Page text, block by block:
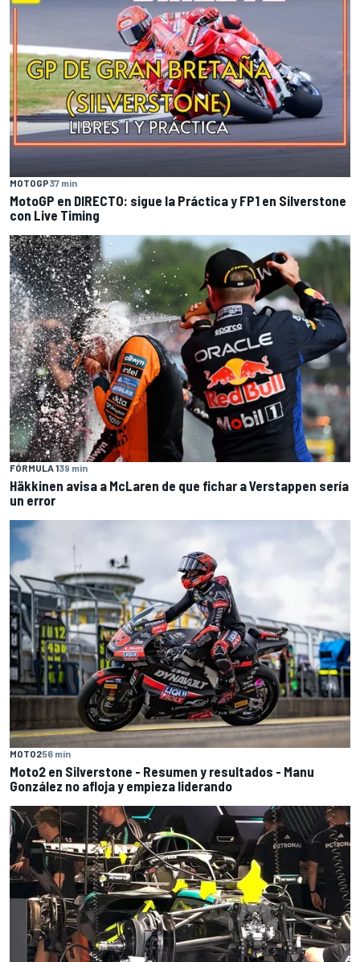
MOTOGP37 min
MotoGP en DIRECTO: sigue la Práctica y FP1 en Silverstone
con Live Timing
FÓRMULA 139 min
Häkkinen avisa a McLaren de que fichar a Verstappen sería
un error
MOTO256 min
Moto2 en Silverstone - Resumen y resultados - Manu
González no afloja y empieza liderando